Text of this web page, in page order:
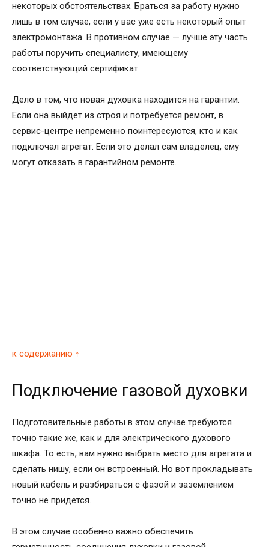
некоторых обстоятельствах. Браться за работу нужно
лишь в том случае, если у вас уже есть некоторый опыт
электромонтажа. В противном случае — лучше эту часть
работы поручить специалисту, имеющему
соответствующий сертификат.
Дело в том, что новая духовка находится на гарантии.
Если она выйдет из строя и потребуется ремонт, в
сервис-центре непременно поинтересуются, кто и как
подключал агрегат. Если это делал сам владелец, ему
могут отказать в гарантийном ремонте.
к содержанию ↑
Подключение газовой духовки
Подготовительные работы в этом случае требуются
точно такие же, как и для электрического духового
шкафа. То есть, вам нужно выбрать место для агрегата и
сделать нишу, если он встроенный. Но вот прокладывать
новый кабель и разбираться с фазой и заземлением
точно не придется.
В этом случае особенно важно обеспечить